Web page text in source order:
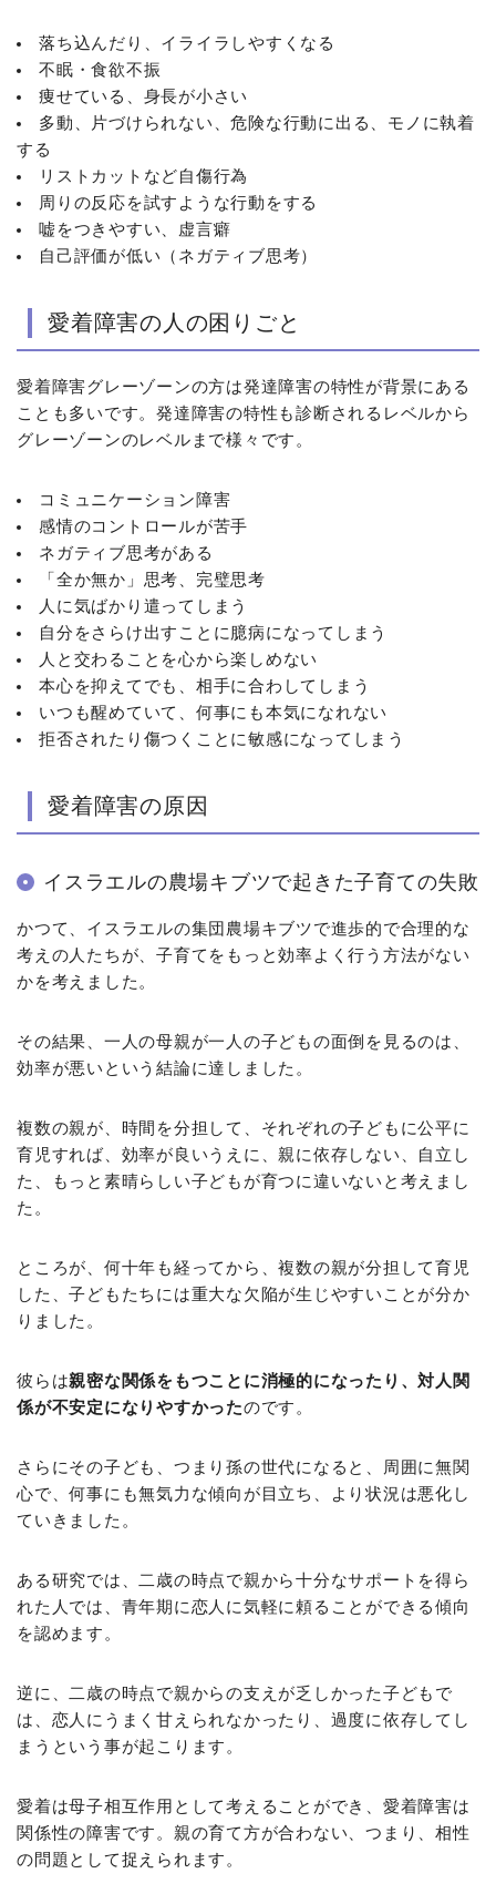
落ち込んだり、イライラしやすくなる
不眠・食欲不振
痩せている、身長が小さい
多動、片づけられない、危険な行動に出る、モノに執着
する
リストカットなど自傷行為
周りの反応を試すような行動をする
嘘をつきやすい、虚言癖
自己評価が低い（ネガティブ思考）
愛着障害の人の困りごと
愛着障害グレーゾーンの方は発達障害の特性が背景にある
ことも多いです。発達障害の特性も診断されるレベルから
グレーゾーンのレベルまで様々です。
コミュニケーション障害
感情のコントロールが苦手
ネガティブ思考がある
「全か無か」思考、完璧思考
人に気ばかり遣ってしまう
自分をさらけ出すことに臆病になってしまう
人と交わることを心から楽しめない
本心を抑えてでも、相手に合わしてしまう
いつも醒めていて、何事にも本気になれない
拒否されたり傷つくことに敏感になってしまう
愛着障害の原因
イスラエルの農場キブツで起きた子育ての失敗
かつて、イスラエルの集団農場キブツで進歩的で合理的な
考えの人たちが、子育てをもっと効率よく行う方法がない
かを考えました。
その結果、一人の母親が一人の子どもの面倒を見るのは、
効率が悪いという結論に達しました。
複数の親が、時間を分担して、それぞれの子どもに公平に
育児すれば、効率が良いうえに、親に依存しない、自立し
た、もっと素晴らしい子どもが育つに違いないと考えまし
た。
ところが、何十年も経ってから、複数の親が分担して育児
した、子どもたちには重大な欠陥が生じやすいことが分か
りました。
彼らは親密な関係をもつことに消極的になったり、対人関
係が不安定になりやすかったのです。
さらにその子ども、つまり孫の世代になると、周囲に無関
心で、何事にも無気力な傾向が目立ち、より状況は悪化し
ていきました。
ある研究では、二歳の時点で親から十分なサポートを得ら
れた人では、青年期に恋人に気軽に頼ることができる傾向
を認めます。
逆に、二歳の時点で親からの支えが乏しかった子どもで
は、恋人にうまく甘えられなかったり、過度に依存してし
まうという事が起こります。
愛着は母子相互作用として考えることができ、愛着障害は
関係性の障害です。親の育て方が合わない、つまり、相性
の問題として捉えられます。